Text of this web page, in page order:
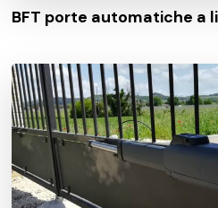
BFT porte automatiche a